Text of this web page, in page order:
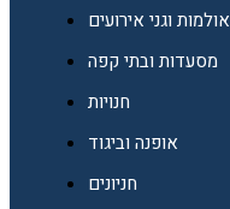
אולמות וגני אירועים
מסעדות ובתי קפה
חנויות
אופנה וביגוד
חניונים